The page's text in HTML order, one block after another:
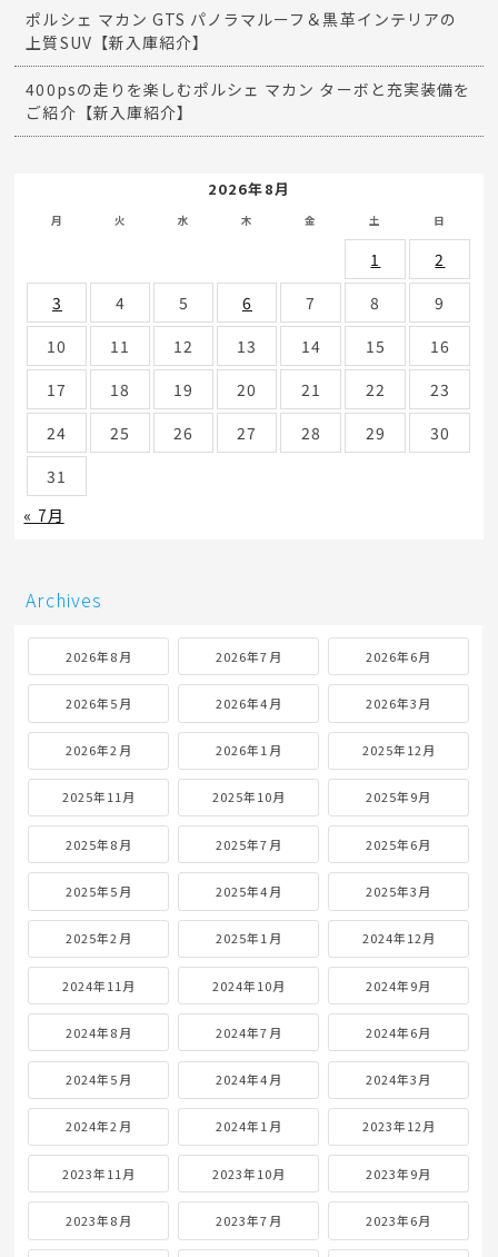
ポルシェ マカン GTS パノラマルーフ＆黒革インテリアの
上質SUV【新入庫紹介】
400psの走りを楽しむポルシェ マカン ターボと充実装備を
ご紹介【新入庫紹介】
2026年8月
月 火 水 木 金 土 日
1
2
3
4 5 6 7 8
9
10
11 12 13 14 15
16
17
18 19 20 21 22
23
24
25 26 27 28 29
30
31
« 7月
Archives
2026年8月 2026年7月 2026年6月
2026年5月 2026年4月 2026年3月
2026年2月 2026年1月 2025年12月
2025年11月 2025年10月 2025年9月
2025年8月 2025年7月 2025年6月
2025年5月 2025年4月 2025年3月
2025年2月 2025年1月 2024年12月
2024年11月 2024年10月 2024年9月
2024年8月 2024年7月 2024年6月
2024年5月 2024年4月 2024年3月
2024年2月 2024年1月 2023年12月
2023年11月 2023年10月 2023年9月
2023年8月 2023年7月 2023年6月